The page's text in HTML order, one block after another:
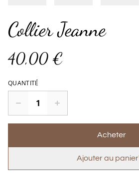
Collier Jeanne
40,00 €
QUANTITÉ
Acheter
Ajouter au panier